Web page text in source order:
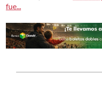
fue...